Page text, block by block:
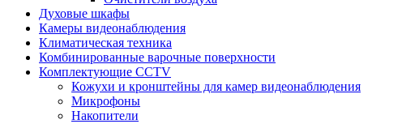
Духовые шкафы
Камеры видеонаблюдения
Климатическая техника
Комбинированные варочные поверхности
Комплектующие CCTV
Кожухи и кронштейны для камер видеонаблюдения
Микрофоны
Накопители